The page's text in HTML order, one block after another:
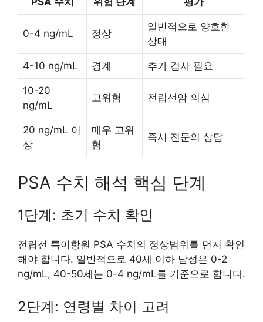
0-4 ng/mL 정상
일반적으로 양호한
상태
4-10 ng/mL 경계 추가 검사 필요
10-20
ng/mL
고위험 전립선암 의심
20 ng/mL 이
상
매우 고위
험
즉시 전문의 상담
PSA 수치 해석 핵심 단계
1단계: 초기 수치 확인
전립선 특이항원 PSA 수치의 정상범위를 먼저 확인
해야 합니다. 일반적으로 40세 이하 남성은 0-2
ng/mL, 40-50세는 0-4 ng/mL를 기준으로 합니다.
2단계: 연령별 차이 고려